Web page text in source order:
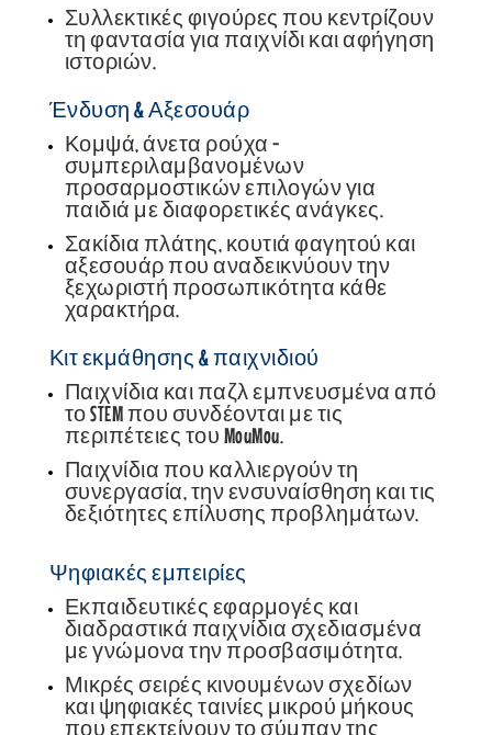
Συλλεκτικές φιγούρες που κεντρίζουν
τη φαντασία για παιχνίδι και αφήγηση
ιστοριών.
Ένδυση & Αξεσουάρ
Κομψά, άνετα ρούχα -
συμπεριλαμβανομένων
προσαρμοστικών επιλογών για
παιδιά με διαφορετικές ανάγκες.
Σακίδια πλάτης, κουτιά φαγητού και
αξεσουάρ που αναδεικνύουν την
ξεχωριστή προσωπικότητα κάθε
χαρακτήρα.
Κιτ εκμάθησης & παιχνιδιού
Παιχνίδια και παζλ εμπνευσμένα από
το STEM που συνδέονται με τις
περιπέτειες του MouMou.
Παιχνίδια που καλλιεργούν τη
συνεργασία, την ενσυναίσθηση και τις
δεξιότητες επίλυσης προβλημάτων.
Ψηφιακές εμπειρίες
Εκπαιδευτικές εφαρμογές και
διαδραστικά παιχνίδια σχεδιασμένα
με γνώμονα την προσβασιμότητα.
Μικρές σειρές κινουμένων σχεδίων
και ψηφιακές ταινίες μικρού μήκους
που επεκτείνουν το σύμπαν της